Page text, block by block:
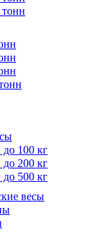
100 кг
200 кг
500 кг
весы